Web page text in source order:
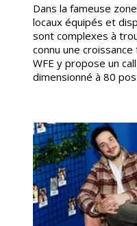
Dans la fameuse
locaux équipés et
sont complexes à
connu une
WFE y propose un
dimensionné à 80